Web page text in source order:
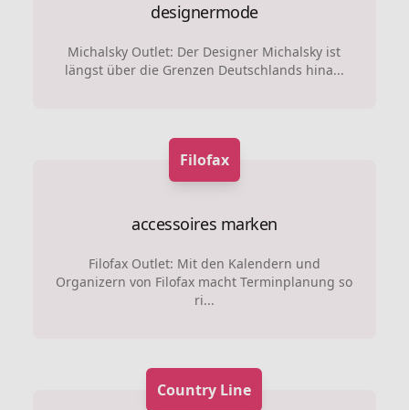
designermode
Michalsky Outlet: Der Designer Michalsky ist
längst über die Grenzen Deutschlands hina...
Filofax
accessoires marken
Filofax Outlet: Mit den Kalendern und
Organizern von Filofax macht Terminplanung so
ri...
Country Line